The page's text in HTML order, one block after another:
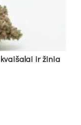
ir ži­nia